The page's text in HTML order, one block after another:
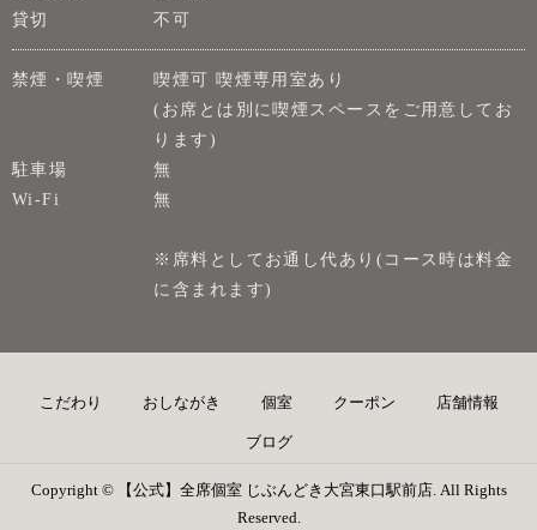
貸切
不可
禁煙・喫煙
喫煙可 喫煙専用室あり
(お席とは別に喫煙スペースをご用意してお
ります)
駐車場
無
Wi-Fi
無
※席料としてお通し代あり(コース時は料金
に含まれます)
こだわり おしながき 個室 クーポン 店舗情報
ブログ
Copyright © 【公式】全席個室 じぶんどき大宮東口駅前店. All Rights
Reserved.